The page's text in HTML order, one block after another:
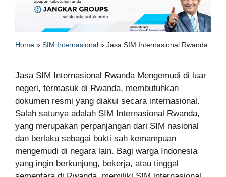
Home » SIM Internasional » Jasa SIM Internasional Rwanda
Jasa SIM Internasional Rwanda Mengemudi di luar
negeri, termasuk di Rwanda, membutuhkan
dokumen resmi yang diakui secara internasional.
Salah satunya adalah SIM Internasional Rwanda,
yang merupakan perpanjangan dari SIM nasional
dan berlaku sebagai bukti sah kemampuan
mengemudi di negara lain. Bagi warga Indonesia
yang ingin berkunjung, bekerja, atau tinggal